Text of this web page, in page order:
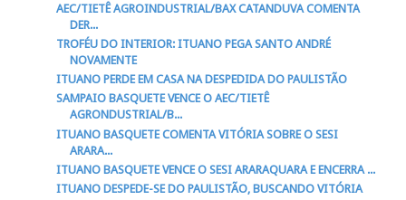
AEC/TIETÊ AGROINDUSTRIAL/BAX CATANDUVA COMENTA
DER...
TROFÉU DO INTERIOR: ITUANO PEGA SANTO ANDRÉ
NOVAMENTE
ITUANO PERDE EM CASA NA DESPEDIDA DO PAULISTÃO
SAMPAIO BASQUETE VENCE O AEC/TIETÊ
AGRONDUSTRIAL/B...
ITUANO BASQUETE COMENTA VITÓRIA SOBRE O SESI
ARARA...
ITUANO BASQUETE VENCE O SESI ARARAQUARA E ENCERRA ...
ITUANO DESPEDE-SE DO PAULISTÃO, BUSCANDO VITÓRIA